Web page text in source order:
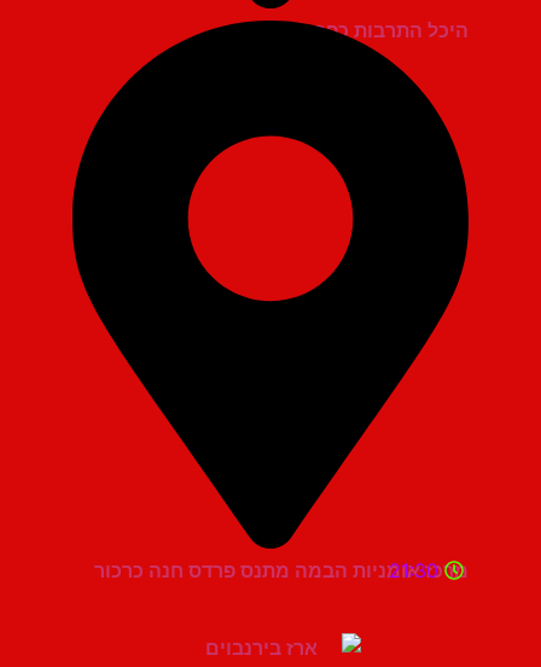
היכל התרבות כפר סבא
מרכז אומניות הבמה מתנס פרדס חנה כרכור
21:30